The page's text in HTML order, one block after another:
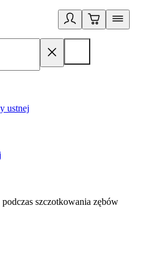
ustnej
szczotkowania zębów